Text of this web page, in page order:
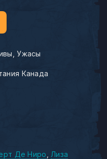
Ужасы
Канада
Де Ниро
Лиза